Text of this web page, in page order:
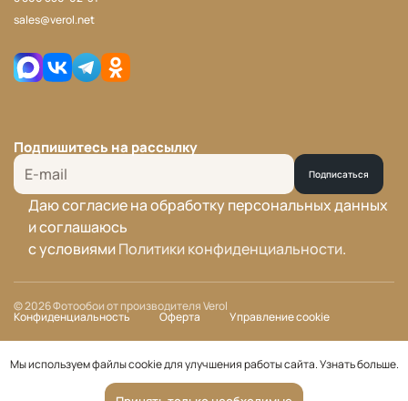
sales@verol.net
Подпишитесь на рассылку
Подписаться
Даю согласие на обработку персональных данных
и соглашаюсь
с условиямиПолитики конфиденциальности.
© 2026 Фотообои от производителя Verol
Конфиденциальность Оферта Управление cookie
Мы используем файлы cookie для улучшения работы сайта.Узнать больше.